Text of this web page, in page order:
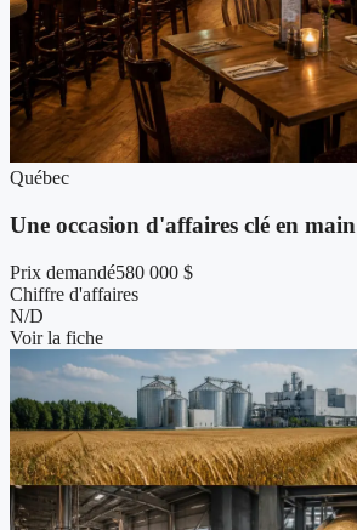
Québec
Une occasion d'affaires clé en main
Prix demandé580 000 $
Chiffre d'affaires
N/D
Voir la fiche